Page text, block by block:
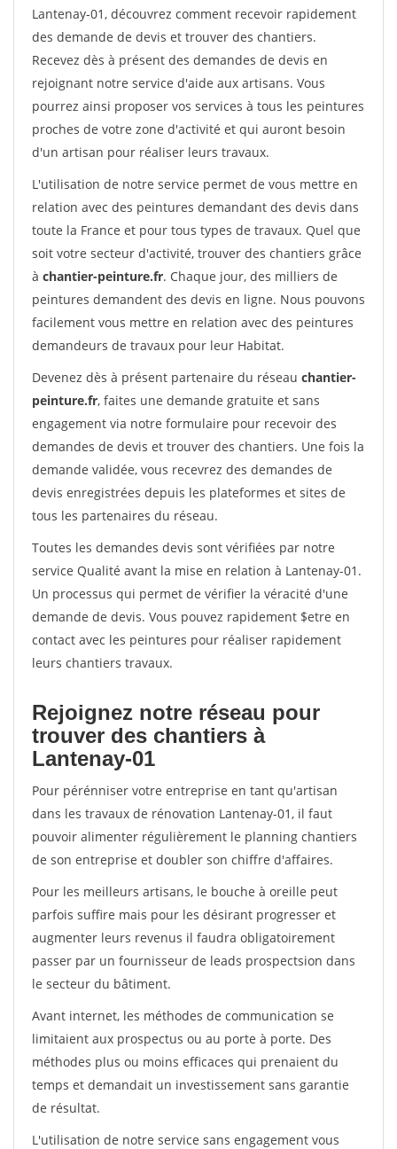
Lantenay-01, découvrez comment recevoir rapidement
des demande de devis et trouver des chantiers.
Recevez dès à présent des demandes de devis en
rejoignant notre service d'aide aux artisans. Vous
pourrez ainsi proposer vos services à tous les peintures
proches de votre zone d'activité et qui auront besoin
d'un artisan pour réaliser leurs travaux.
L'utilisation de notre service permet de vous mettre en
relation avec des peintures demandant des devis dans
toute la France et pour tous types de travaux. Quel que
soit votre secteur d'activité, trouver des chantiers grâce
à chantier-peinture.fr. Chaque jour, des milliers de
peintures demandent des devis en ligne. Nous pouvons
facilement vous mettre en relation avec des peintures
demandeurs de travaux pour leur Habitat.
Devenez dès à présent partenaire du réseau chantier-
peinture.fr, faites une demande gratuite et sans
engagement via notre formulaire pour recevoir des
demandes de devis et trouver des chantiers. Une fois la
demande validée, vous recevrez des demandes de
devis enregistrées depuis les plateformes et sites de
tous les partenaires du réseau.
Toutes les demandes devis sont vérifiées par notre
service Qualité avant la mise en relation à Lantenay-01.
Un processus qui permet de vérifier la véracité d'une
demande de devis. Vous pouvez rapidement $etre en
contact avec les peintures pour réaliser rapidement
leurs chantiers travaux.
Rejoignez notre réseau pour
trouver des chantiers à
Lantenay-01
Pour pérénniser votre entreprise en tant qu'artisan
dans les travaux de rénovation Lantenay-01, il faut
pouvoir alimenter régulièrement le planning chantiers
de son entreprise et doubler son chiffre d'affaires.
Pour les meilleurs artisans, le bouche à oreille peut
parfois suffire mais pour les désirant progresser et
augmenter leurs revenus il faudra obligatoirement
passer par un fournisseur de leads prospectsion dans
le secteur du bâtiment.
Avant internet, les méthodes de communication se
limitaient aux prospectus ou au porte à porte. Des
méthodes plus ou moins efficaces qui prenaient du
temps et demandait un investissement sans garantie
de résultat.
L'utilisation de notre service sans engagement vous